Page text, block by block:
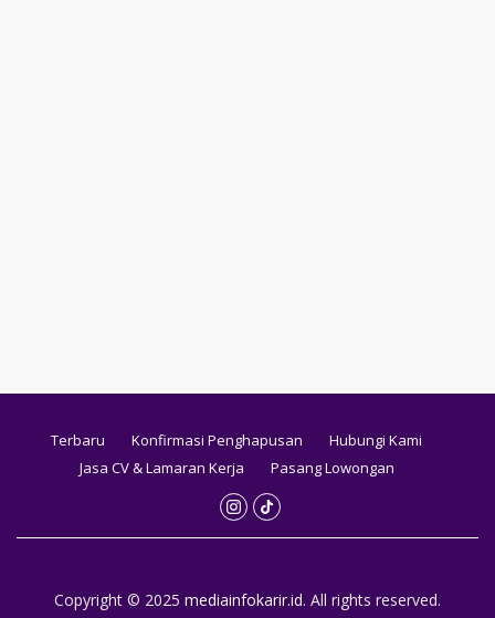
Terbaru Konfirmasi Penghapusan
Hubungi Kami
Jasa CV & Lamaran Kerja
Pasang Lowongan
Copyright © 2025 mediainfokarir.id. All rights reserved.